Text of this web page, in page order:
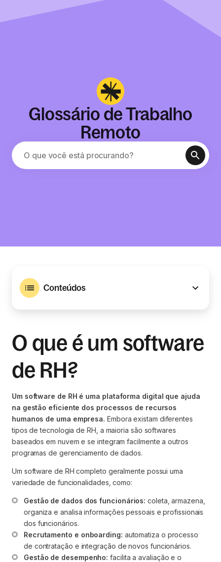
Glossário de Trabalho
Remoto
Conteúdos
O que é um software
de RH?
Um software de RH é uma plataforma digital que ajuda
na gestão eficiente dos processos de recursos
humanos de uma empresa. Embora existam diferentes
tipos de tecnologia de RH, a maioria são softwares
baseados em nuvem e se integram facilmente a outros
programas de gerenciamento de dados.
Um software de RH completo geralmente possui uma
variedade de funcionalidades, como:
Gestão de dados dos funcionários: coleta, armazena,
organiza e analisa informações pessoais e profissionais
dos funcionários.
Recrutamento e onboarding: automatiza o processo
de contratação e integração de novos funcionários.
Gestão de desempenho: facilita a avaliação e o